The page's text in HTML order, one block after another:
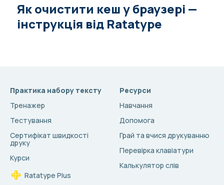
Як очистити кеш у браузері —
інструкція від Ratatype
Практика набору тексту
Тренажер
Тестування
Сертифікат швидкості
друку
Курси
Ratatype Plus
Ресурси
Навчання
Допомога
Грай та вчися друкуванню
Перевірка клавіатури
Калькулятор слів